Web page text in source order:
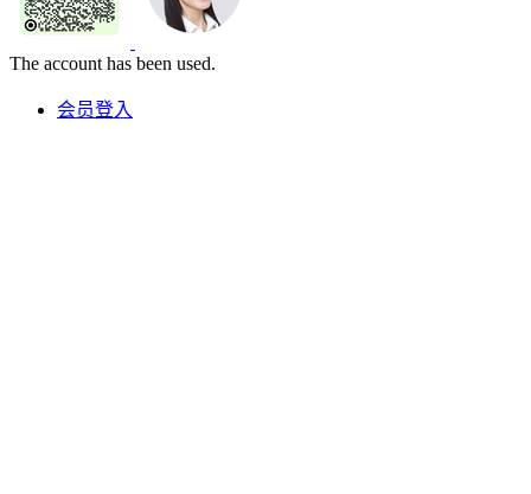
The account has been used.
会员登入